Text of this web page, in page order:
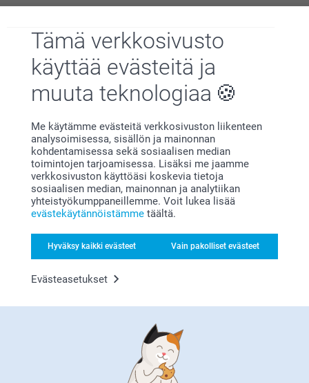
Tämä verkkosivusto
käyttää evästeitä ja
muuta teknologiaa
Me käytämme evästeitä verkkosivuston liikenteen
analysoimisessa, sisällön ja mainonnan
kohdentamisessa sekä sosiaalisen median
toimintojen tarjoamisessa. Lisäksi me jaamme
verkkosivuston käyttöäsi koskevia tietoja
sosiaalisen median, mainonnan ja analytiikan
yhteistyökumppaneillemme. Voit lukea lisää
evästekäytännöistämme täältä.
Hyväksy kaikki evästeet Vain pakolliset evästeet
Evästeasetukset
Miksi smartphoto
Tyytyväisyystakuu